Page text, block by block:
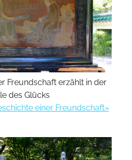
Freundschaft erzählt in der
des Glücks
einer Freundschaft»